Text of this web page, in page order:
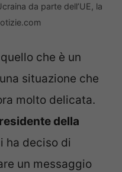
da parte dell’UE, la
che è un
situazione che
molto delicata.
della
ha deciso di
un messaggio